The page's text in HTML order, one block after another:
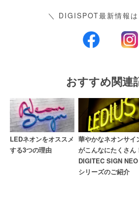
＼ DIGISPOT最新情報
おすすめ関連
LEDネオンをオススメ
する3つの理由
華やかなネオンサイ
がこんなにたくさん
DIGITEC SIGN NEO
シリーズのご紹介